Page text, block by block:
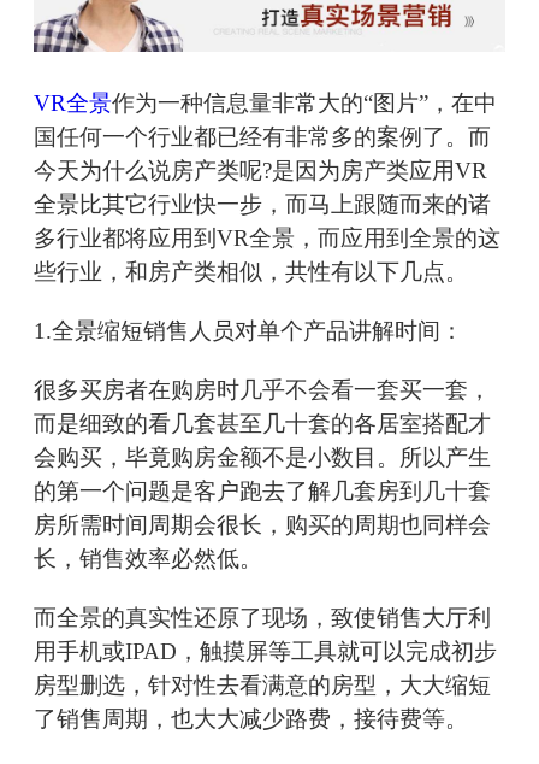
VR全景作为一种信息量非常大的“图片”，在中
国任何一个行业都已经有非常多的案例了。而
今天为什么说房产类呢?是因为房产类应用VR
全景比其它行业快一步，而马上跟随而来的诸
多行业都将应用到VR全景，而应用到全景的这
些行业，和房产类相似，共性有以下几点。
1.全景缩短销售人员对单个产品讲解时间：
很多买房者在购房时几乎不会看一套买一套，
而是细致的看几套甚至几十套的各居室搭配才
会购买，毕竟购房金额不是小数目。所以产生
的第一个问题是客户跑去了解几套房到几十套
房所需时间周期会很长，购买的周期也同样会
长，销售效率必然低。
而全景的真实性还原了现场，致使销售大厅利
用手机或IPAD，触摸屏等工具就可以完成初步
房型删选，针对性去看满意的房型，大大缩短
了销售周期，也大大减少路费，接待费等。